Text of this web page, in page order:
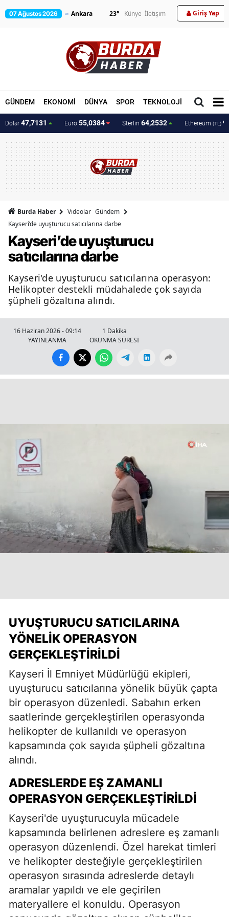
07 Ağustos 2026 23° Künye İletişim Giriş Yap
GÜNDEM EKONOMİ DÜNYA SPOR TEKNOLOJİ MAGAZİN
Dolar 47,7131 Euro 55,0384 Sterlin 64,2532 Ethereum (TL)
Burda Haber Videolar Gündem
Kayseri’de uyuşturucu satıcılarına darbe
Kayseri’de uyuşturucu
satıcılarına darbe
Kayseri'de uyuşturucu satıcılarına operasyon:
Helikopter destekli müdahalede çok sayıda
şüpheli gözaltına alındı.
16 Haziran 2026 - 09:14
YAYINLANMA
1 Dakika
OKUNMA SÜRESİ
UYUŞTURUCU SATICILARINA
YÖNELIK OPERASYON
GERÇEKLEŞTIRILDI
Kayseri İl Emniyet Müdürlüğü ekipleri,
uyuşturucu satıcılarına yönelik büyük çapta
bir operasyon düzenledi. Sabahın erken
saatlerinde gerçekleştirilen operasyonda
helikopter de kullanıldı ve operasyon
kapsamında çok sayıda şüpheli gözaltına
alındı.
ADRESLERDE EŞ ZAMANLI
OPERASYON GERÇEKLEŞTIRILDI
Kayseri'de uyuşturucuyla mücadele
kapsamında belirlenen adreslere eş zamanlı
operasyon düzenlendi. Özel harekat timleri
ve helikopter desteğiyle gerçekleştirilen
operasyon sırasında adreslerde detaylı
aramalar yapıldı ve ele geçirilen
materyallere el konuldu. Operasyon